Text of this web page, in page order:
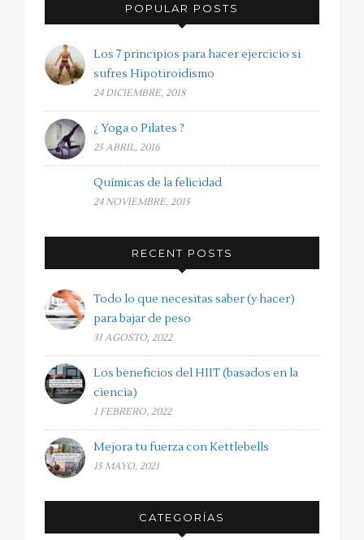
POPULAR POSTS
Los 7 principios para hacer ejercicio si
sufres Hipotiroidismo
24 DICIEMBRE, 2018
¿ Yoga o Pilates ?
25 ABRIL, 2016
Químicas de la felicidad
24 NOVIEMBRE, 2015
RECENT POSTS
Todo lo que necesitas saber (y hacer)
para bajar de peso
31 AGOSTO, 2022
Los beneficios del HIIT (basados en la
ciencia)
1 FEBRERO, 2022
Mejora tu fuerza con Kettlebells
15 MAYO, 2021
CATEGORÍAS